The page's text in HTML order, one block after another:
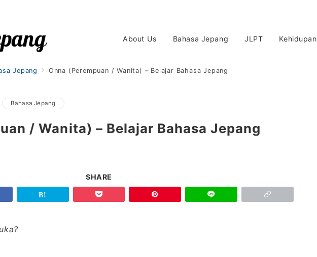
About Us Bahasa Jepang JLPT Kehidupan
Jepang Onna (Perempuan / Wanita) – Belajar Bahasa Jepang
Bahasa Jepang
/ Wanita) – Belajar Bahasa Jepang
SHARE